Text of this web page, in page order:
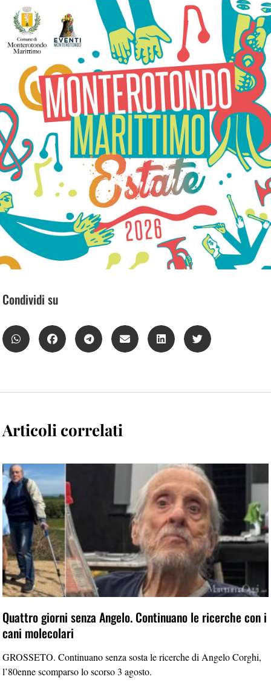
Condividi su
Articoli correlati
Quattro giorni senza Angelo. Continuano le ricerche con i
cani molecolari
GROSSETO. Continuano senza sosta le ricerche di Angelo Corghi,
l’80enne scomparso lo scorso 3 agosto.